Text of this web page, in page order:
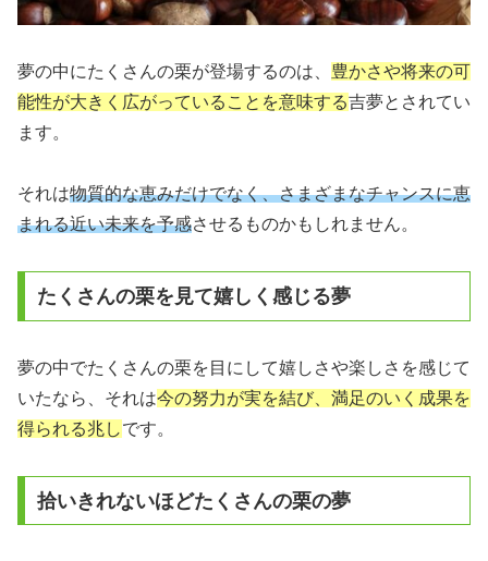
夢の中にたくさんの栗が登場するのは、 豊かさや将来の可
能性が大きく広がっていることを意味する吉夢とされてい
ます。
それは物質的な恵みだけでなく、さまざまなチャンスに恵
まれる近い未来を予感させるものかもしれません。
たくさんの栗を見て嬉しく感じる夢
夢の中でたくさんの栗を目にして嬉しさや楽しさを感じて
いたなら、それは今の努力が実を結び、満足のいく成果を
得られる兆しです。
拾いきれないほどたくさんの栗の夢